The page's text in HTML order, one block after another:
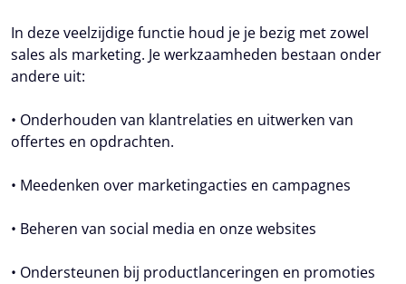
In deze veelzijdige functie houd je je bezig met zowel
sales als marketing. Je werkzaamheden bestaan onder
andere uit:
• Onderhouden van klantrelaties en uitwerken van
offertes en opdrachten.
• Meedenken over marketingacties en campagnes
• Beheren van social media en onze websites
• Ondersteunen bij productlanceringen en promoties